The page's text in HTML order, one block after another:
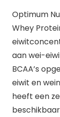
Optimum
Whey
aan wei-
BCAA’s
eiwit en
heeft een